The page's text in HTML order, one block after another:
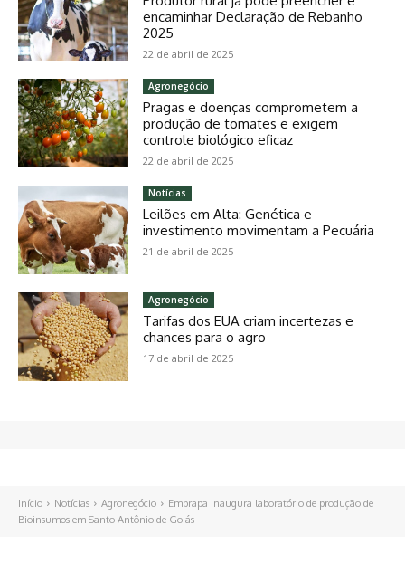
encaminhar Declaração de Rebanho
2025
22 de abril de 2025
Agronegócio
Pragas e doenças comprometem a
produção de tomates e exigem
controle biológico eficaz
22 de abril de 2025
Notícias
Leilões em Alta: Genética e
investimento movimentam a Pecuária
21 de abril de 2025
Agronegócio
Tarifas dos EUA criam incertezas e
chances para o agro
17 de abril de 2025